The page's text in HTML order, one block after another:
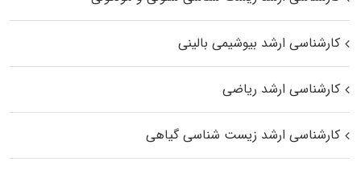
کارشناسی ارشد بیوشیمی بالینی
کارشناسی ارشد ریاضی
کارشناسی ارشد زیست‌ شناسی گیاهی